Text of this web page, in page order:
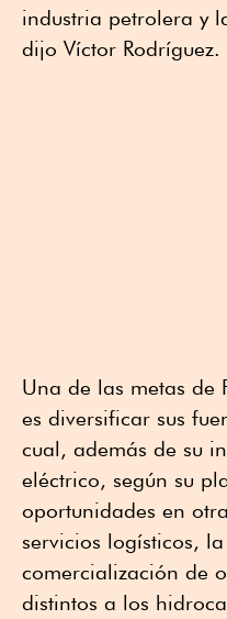
industria petrolera y
dijo Víctor Rodríguez.
Una de las metas de
es diversificar sus
cual, además de su
eléctrico, según su
oportunidades en
servicios logísticos,
comercialización de
distintos a los